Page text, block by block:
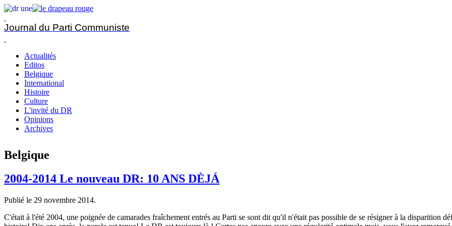
Journal du Parti Communiste
Actualités
Editos
Belgique
International
Histoire
Culture
L'invité du DR
Opinions
Archives
Belgique
2004-2014 Le nouveau DR: 10 ANS DÈJÁ
Publié le 29 novembre 2014.
C'était à l'été 2004, une poignée de camarades fraîchement entrés au Parti se sont dit qu'il n'était pas possible de se résigner à la disparition